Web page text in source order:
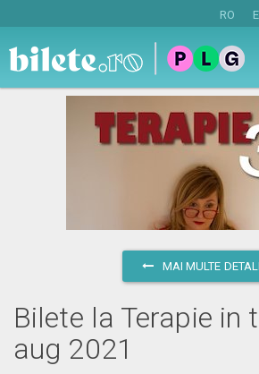
RO
MAI MULTE
Bilete la Terapie in
aug 2021